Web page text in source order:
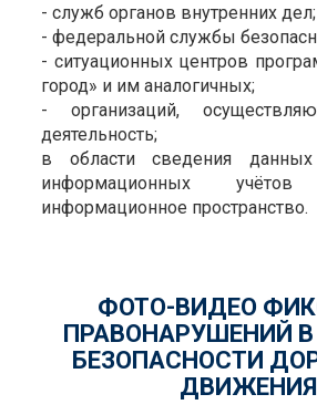
- служб органов внутренних дел;
- федеральной службы
- ситуационных центров
город» и им аналогичных;
- организаций,
деятельность;
в области сведения
информационных
информационное пространство.
ФОТО-ВИДЕО
ПРАВОНАРУШЕНИЙ
БЕЗОПАСНОСТИ
ДВИЖЕНИЯ